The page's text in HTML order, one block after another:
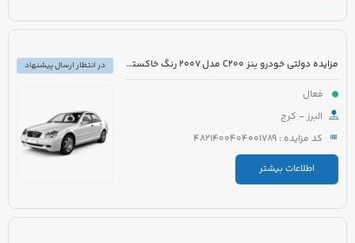
مزایده دولتی خودرو بنز C200 مدل 2007 رنگ خاکستری
فعال
البرز - کرج
کد مزایده : 4821400404001789
اطلاعات بیشتر
در انتظار ارسال پیشنهاد